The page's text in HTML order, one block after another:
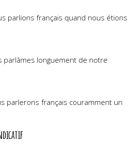
parlions français quand nous étions
parlâmes longuement de notre
parlerons français couramment un